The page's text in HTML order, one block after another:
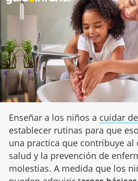
Enseñar a los niños a cuidar
establecer rutinas para que
una practica que contribuye al
salud y la prevención de
molestias. A medida que los